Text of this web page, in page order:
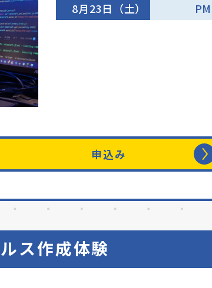
8月23日（土）
PM
申込み
ス作成体験